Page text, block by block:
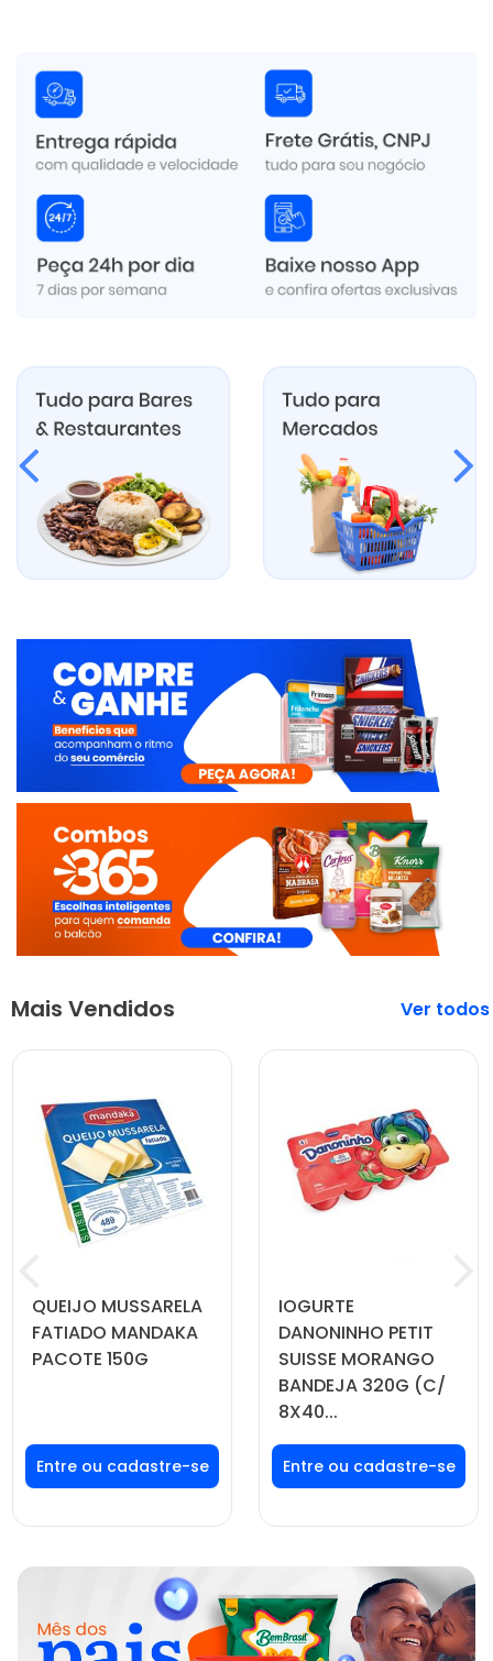
Mais Vendidos
QUEIJO MUSSARELA
FATIADO MANDAKA
PACOTE 150G
Faça seu login ou
cadastre-se para
ver preços e
IOGURTE
DANONINHO PETIT
SUISSE MORANGO
BANDEJA 320G (C/
8X40...
Faça seu login ou
cadastre-se para
ver preços e